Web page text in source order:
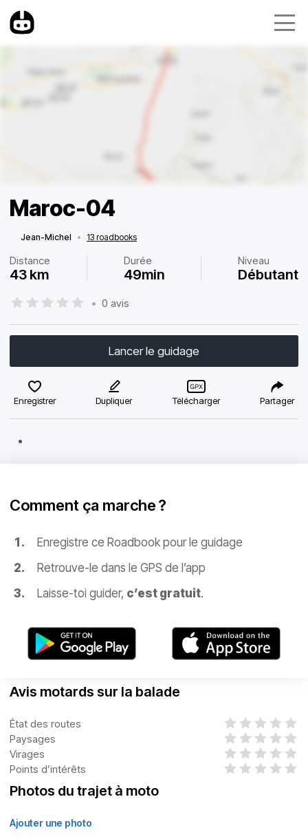
Maroc-04
Jean-Michel • 13 roadbooks
Distance
43 km
Durée
49min
Niveau
Débutant
• 0 avis
Lancer le guidage
Enregistrer Dupliquer Télécharger Partager
Comment ça marche ?
Enregistre ce Roadbook pour le guidage
Retrouve-le dans le GPS de l’app
Laisse-toi guider, c’est gratuit.
Avis motards sur la balade
État des routes
Paysages
Virages
Points d’intérêts
Photos du trajet à moto
Ajouter une photo